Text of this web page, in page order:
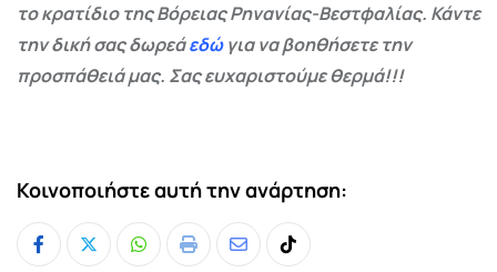
το κρατίδιο της Βόρειας Ρηνανίας-Βεστφαλίας. Κάντε
την δική σας δωρεάεδώγια να βοηθήσετε την
προσπάθειά μας. Σας ευχαριστούμε θερμά!!!
Κοινοποιήστε αυτή την ανάρτηση:
Whatsapp
Print
ShareTiktok